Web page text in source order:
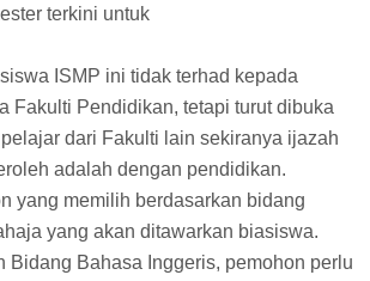
terkini untuk
ISMP ini tidak terhad kepada
Fakulti Pendidikan, tetapi turut dibuka
dari Fakulti lain sekiranya ijazah
adalah dengan pendidikan.
yang memilih berdasarkan bidang
yang akan ditawarkan biasiswa.
Bidang Bahasa Inggeris, pemohon perlu